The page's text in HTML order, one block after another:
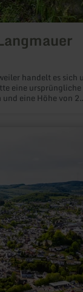
handelt es sich
eine ursprüngliche
eine Höhe von 2